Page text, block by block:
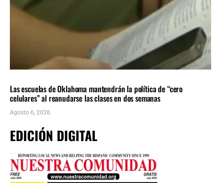
Las escuelas de Oklahoma mantendrán la política de “cero
celulares” al reanudarse las clases en dos semanas
Agosto 6, 2026
EDICIÓN DIGITAL